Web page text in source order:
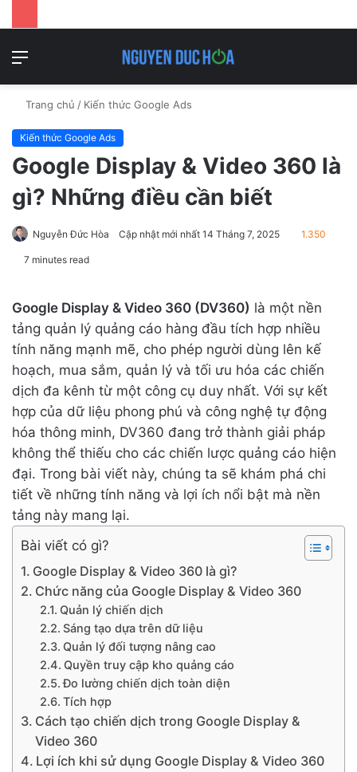
mục
Trang chủ / Kiến thức Google Ads
Kiến thức Google Ads
Google Display & Video 360 là
gì? Những điều cần biết
Nguyễn Đức Hòa Cập nhật mới nhất 14 Tháng 7, 2025 1.350
7 minutes read
Google Display & Video 360 (DV360) là một nền
tảng quản lý quảng cáo hàng đầu tích hợp nhiều
tính năng mạnh mẽ, cho phép người dùng lên kế
hoạch, mua sắm, quản lý và tối ưu hóa các chiến
dịch đa kênh từ một công cụ duy nhất. Với sự kết
hợp của dữ liệu phong phú và công nghệ tự động
hóa thông minh, DV360 đang trở thành giải pháp
không thể thiếu cho các chiến lược quảng cáo hiện
đại. Trong bài viết này, chúng ta sẽ khám phá chi
tiết về những tính năng và lợi ích nổi bật mà nền
tảng này mang lại.
Bài viết có gì?
Google Display & Video 360 là gì?
Chức năng của Google Display & Video 360
Quản lý chiến dịch
Sáng tạo dựa trên dữ liệu
Quản lý đối tượng nâng cao
Quyền truy cập kho quảng cáo
Đo lường chiến dịch toàn diện
Tích hợp
Cách tạo chiến dịch trong Google Display &
Video 360
Lợi ích khi sử dụng Google Display & Video 360